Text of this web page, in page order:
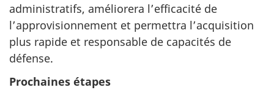
administratifs, améliorera l’efficacité de
l’approvisionnement et permettra l’acquisition
plus rapide et responsable de capacités de
défense.
Prochaines étapes